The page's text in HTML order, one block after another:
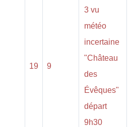
19 9
3 vu
météo
incertaine
"Château
des
Évêques"
départ
9h30